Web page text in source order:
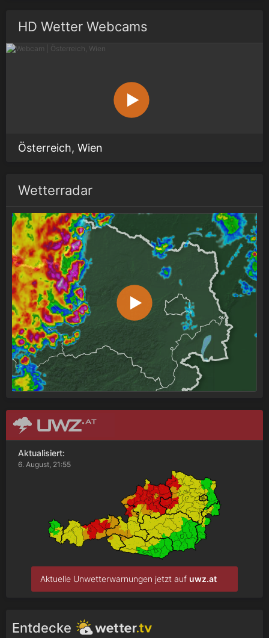
HD Wetter Webcams
Österreich, Wien
Wetterradar
Aktualisiert:
6. August, 21:55
Aktuelle Unwetterwarnungen jetzt auf uwz.at
Entdecke